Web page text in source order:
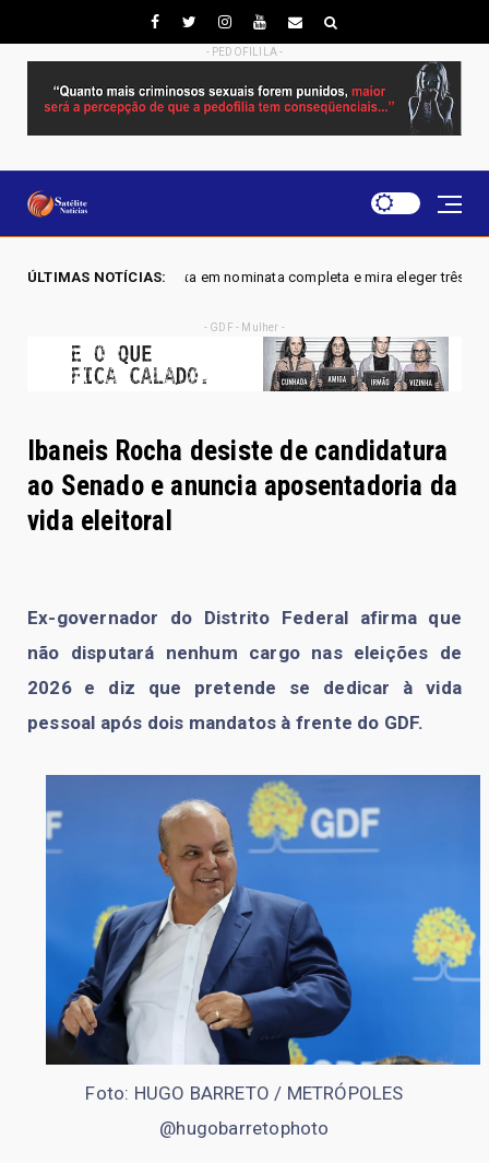
- PEDOFILILA -
ÚLTIMAS NOTÍCIAS:
em nominata completa e mira eleger três deputados distritais em
- GDF - Mulher -
Ibaneis Rocha desiste de candidatura
ao Senado e anuncia aposentadoria da
vida eleitoral
Ex-governador do Distrito Federal afirma que
não disputará nenhum cargo nas eleições de
2026 e diz que pretende se dedicar à vida
pessoal após dois mandatos à frente do GDF.
Foto: HUGO BARRETO / METRÓPOLES
@hugobarretophoto